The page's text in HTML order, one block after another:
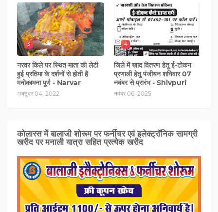
3
नरवर किले पर स्थित माता की लेटी
हुई प्रतिमा के दर्शनों से होती है
मनोकामना पूर्ण - Narvar
अक्टूबर 04, 2022
4
जिले में खाद वितरण हेतु ई-टोकन
प्रणाली हेतु पंजीयन शनिवार 07
नवंबर से प्रारंभ - Shivpuri
नवंबर 06, 2025
कोलारस में बालाजी शोरूम पर फर्नीचर एवं इलेक्ट्रॉनिक सामग्री
खरीद पर मनाली यात्रा सहित प्रत्‍येक खरीद